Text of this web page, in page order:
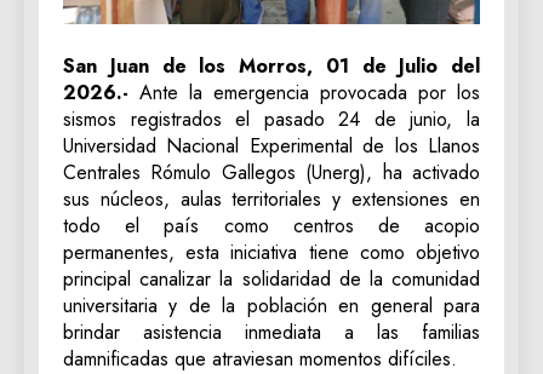
San Juan de los Morros, 01 de Julio del
2026.- Ante la emergencia provocada por los
sismos registrados el pasado 24 de junio, la
Universidad Nacional Experimental de los Llanos
Centrales Rómulo Gallegos (Unerg), ha activado
sus núcleos, aulas territoriales y extensiones en
todo el país como centros de acopio
permanentes, esta iniciativa tiene como objetivo
principal canalizar la solidaridad de la comunidad
universitaria y de la población en general para
brindar asistencia inmediata a las familias
damnificadas que atraviesan momentos difíciles.